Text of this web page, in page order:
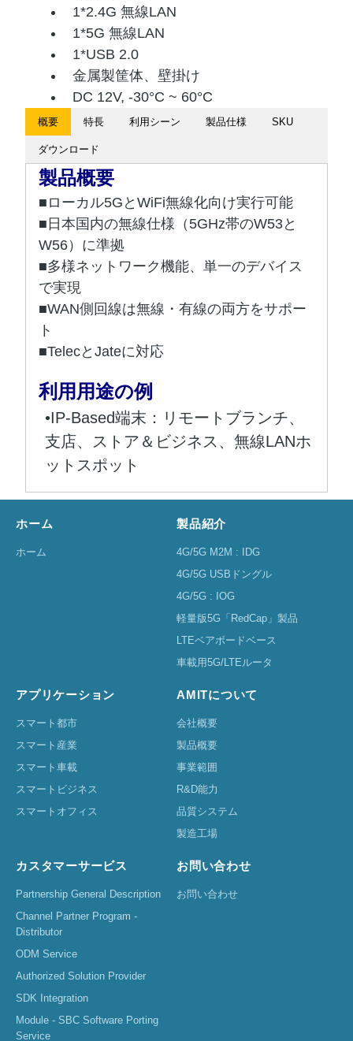
1*2.4G 無線LAN
1*5G 無線LAN
1*USB 2.0
金属製筐体、壁掛け
DC 12V, -30°C ~ 60°C
概要 特長 利用シーン 製品仕様 SKU
ダウンロード
製品概要
■ローカル5G とWiFi無線化向け実行可能
■日本国内の無線仕様（5GHz帯のW53と
W56）に準拠
■多様ネットワーク機能、単一のデバイス
で実現
■WAN側回線は無線・有線の両方をサポー
ト
■TelecとJateに対応
利用用途の例
•IP-Based端末：リモートブランチ、
支店、ストア＆ビジネス、無線LANホ
ットスポット
ホーム
ホーム
製品紹介
4G/5G M2M : IDG
4G/5G USBドングル
4G/5G : IOG
軽量版5G「RedCap」製品
LTEベアボードベース
車載用5G/LTEルータ
アプリケーション
スマート都市
スマート産業
スマート車載
スマートビジネス
スマートオフィス
AMITについて
会社概要
製品概要
事業範囲
R&D能力
品質システム
製造工場
カスタマーサービス
Partnership General Description
Channel Partner Program -
Distributor
ODM Service
Authorized Solution Provider
SDK Integration
Module - SBC Software Porting
Service
お問い合わせ
お問い合わせ